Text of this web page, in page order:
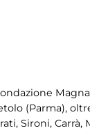
(Parma),
Sironi,